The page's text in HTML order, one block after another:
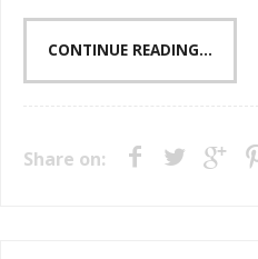
CONTINUE READING...
Share on: